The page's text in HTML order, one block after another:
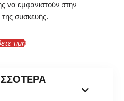
να εμφανιστούν στην
συσκευής.
τιμή